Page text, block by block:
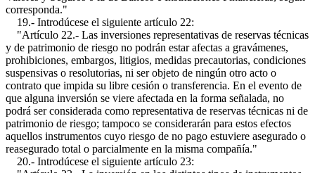
corresponda."
19.- Introdúcese el siguiente artículo 22:
"Artículo 22.- Las inversiones representativas de reservas técnicas
y de patrimonio de riesgo no podrán estar afectas a gravámenes,
prohibiciones, embargos, litigios, medidas precautorias, condiciones
suspensivas o resolutorias, ni ser objeto de ningún otro acto o
contrato que impida su libre cesión o transferencia. En el evento de
que alguna inversión se viere afectada en la forma señalada, no
podrá ser considerada como representativa de reservas técnicas ni de
patrimonio de riesgo; tampoco se considerarán para estos efectos
aquellos instrumentos cuyo riesgo de no pago estuviere asegurado o
reasegurado total o parcialmente en la misma compañía."
20.- Introdúcese el siguiente artículo 23: